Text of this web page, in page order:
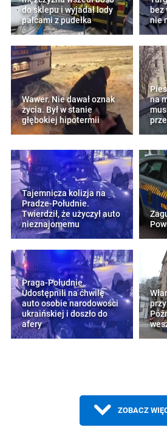
do sklepu i wyjadał lody
palcami z pudełka
bez
nie
Wawer. Nie dawał oznak
życia. Był w stanie
głębokiej hipotermii
na
Tajemnicza kolizja na
Pradze-Południe.
Twierdził, że użyczył auto
nieznajomemu
Praga-Południe.
Udostępnili na chwilę
auto osobie narodowości
ukraińskiej i doszło do
afery
ZOBACZ